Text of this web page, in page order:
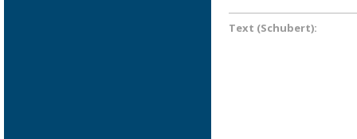
Text (Schubert):